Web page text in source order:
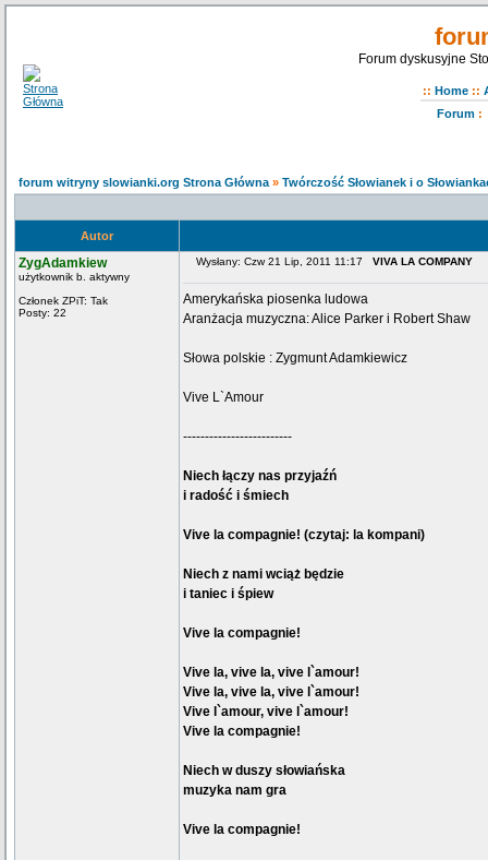
Forum dyskusyjne
:: Home ::
Forum:
forum witryny slowianki.org Strona Główna » Twórczość Słowianek i o
Autor
ZygAdamkiew
użytkownik b. aktywny
Członek ZPiT: Tak
Posty: 22
Wysłany: Czw 21 Lip, 2011 11:17 VIVA LA COMPANY
Amerykańska piosenka ludowa
Aranżacja muzyczna: Alice Parker i Robert Shaw
Słowa polskie : Zygmunt Adamkiewicz
Vive L`Amour
-------------------------
Niech łączy nas przyjaźń
i radość i śmiech
Vive la compagnie! (czytaj: la kompani)
Niech z nami wciąż będzie
i taniec i śpiew
Vive la compagnie!
Vive la, vive la, vive l`amour!
Vive la, vive la, vive l`amour!
Vive l`amour, vive l`amour!
Vive la compagnie!
Niech w duszy słowiańska
muzyka nam gra
Vive la compagnie!